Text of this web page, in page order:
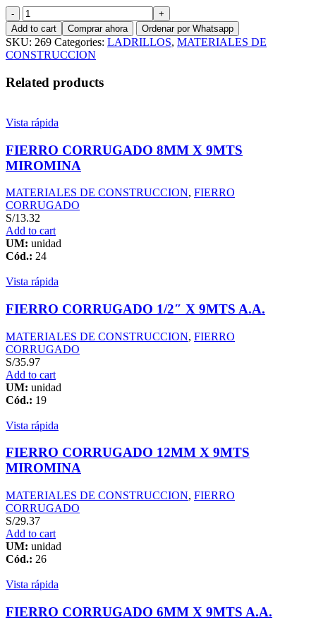
LADRILLO
TECHO
15
x
30
x
30
quantity
Add to cart Comprar ahora Ordenar por Whatsapp
SKU: 269 Categories: LADRILLOS, MATERIALES DE
CONSTRUCCION
Related products
Vista rápida
FIERRO CORRUGADO 8MM X 9MTS
MIROMINA
MATERIALES DE CONSTRUCCION, FIERRO
CORRUGADO
S/13.32
Add to cart
UM: unidad
Cód.: 24
Vista rápida
FIERRO CORRUGADO 1/2″ X 9MTS A.A.
MATERIALES DE CONSTRUCCION, FIERRO
CORRUGADO
S/35.97
Add to cart
UM: unidad
Cód.: 19
Vista rápida
FIERRO CORRUGADO 12MM X 9MTS
MIROMINA
MATERIALES DE CONSTRUCCION, FIERRO
CORRUGADO
S/29.37
Add to cart
UM: unidad
Cód.: 26
Vista rápida
FIERRO CORRUGADO 6MM X 9MTS A.A.